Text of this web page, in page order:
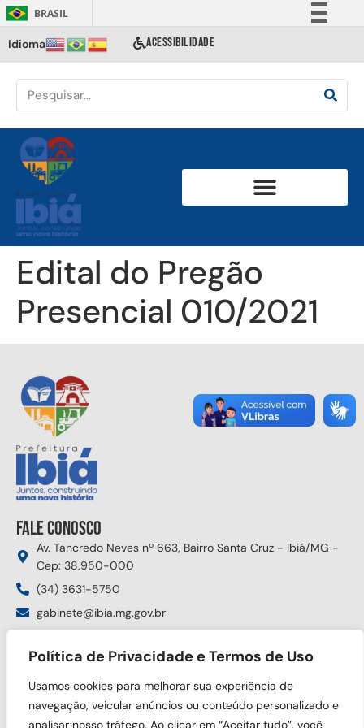
Política de Privacidade e Termos de Uso
Usamos cookies para melhorar sua experiência de
navegação, veicular anúncios ou conteúdo personalizado e
analisar nosso tráfego. Ao clicar em “Aceitar tudo”, você
BRASIL
Comunica BR
Acesso à informação
Idioma ACESSIBILIDADE
Edital do Pregão
Presencial 010/2021
Fale conosco
Av. Tancredo Neves nº 663, Bairro Santa Cruz - Ibiá/MG -
Cep: 38.950-000
(34) 3631-5750
gabinete@ibia.mg.gov.br